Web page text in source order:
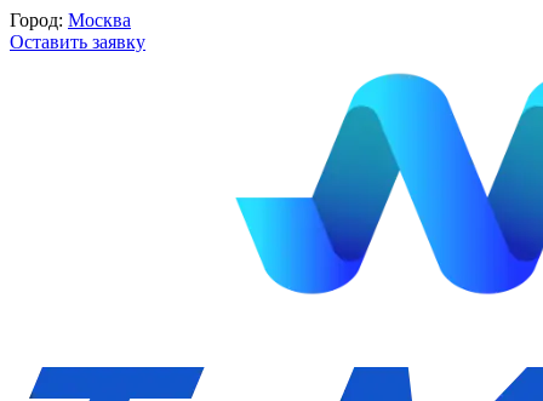
Город: Москва
Оставить заявку